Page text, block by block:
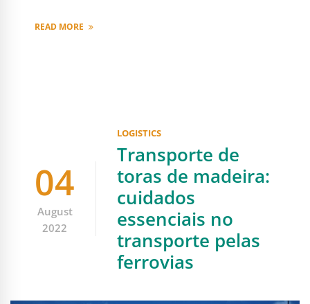
READ MORE
04
August
2022
LOGISTICS
Transporte de
toras de madeira:
cuidados
essenciais no
transporte pelas
ferrovias